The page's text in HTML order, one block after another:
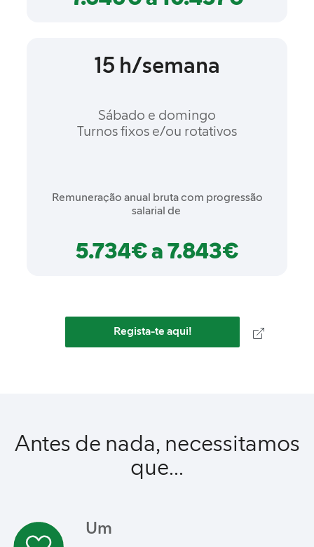
15 h/semana
Sábado e domingo
Turnos fixos e/ou rotativos
Remuneração anual bruta com progressão
salarial de
5.734€ a 7.843€
Regista-te aqui!
Antes de nada, necessitamos
que...
Um